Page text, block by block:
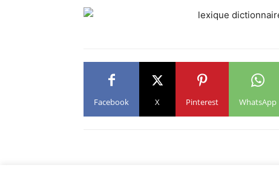
Facebook X Pinterest WhatsApp